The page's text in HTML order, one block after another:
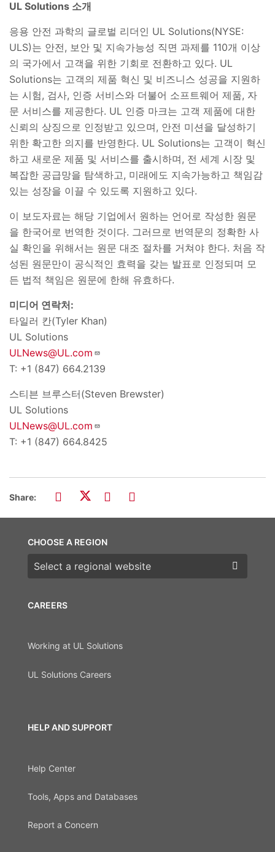
UL Solutions 소개
응용 안전 과학의 글로벌 리더인 UL Solutions(NYSE:
ULS)는 안전, 보안 및 지속가능성 직면 과제를 110개 이상
의 국가에서 고객을 위한 기회로 전환하고 있다. UL
Solutions는 고객의 제품 혁신 및 비즈니스 성공을 지원하
는 시험, 검사, 인증 서비스와 더불어 소프트웨어 제품, 자
문 서비스를 제공한다. UL 인증 마크는 고객 제품에 대한
신뢰의 상징으로 인정받고 있으며, 안전 미션을 달성하기
위한 확고한 의지를 반영한다. UL Solutions는 고객이 혁신
하고 새로운 제품 및 서비스를 출시하며, 전 세계 시장 및
복잡한 공급망을 탐색하고, 미래에도 지속가능하고 책임감
있는 성장을 이끌 수 있도록 지원하고 있다.
이 보도자료는 해당 기업에서 원하는 언어로 작성한 원문
을 한국어로 번역한 것이다. 그러므로 번역문의 정확한 사
실 확인을 위해서는 원문 대조 절차를 거쳐야 한다. 처음 작
성된 원문만이 공식적인 효력을 갖는 발표로 인정되며 모
든 법적 책임은 원문에 한해 유효하다.
미디어 연락처:
타일러 칸(Tyler Khan)
UL Solutions
ULNews@UL.com
T: +1 (847) 664.2139
스티븐 브루스터(Steven Brewster)
UL Solutions
ULNews@UL.com
T: +1 (847) 664.8425
Share:
CAREERS
Working at UL Solutions
UL Solutions Careers
HELP AND SUPPORT
Help Center
Tools, Apps and Databases
Report a Concern
CHOOSE A REGION
Choose a region